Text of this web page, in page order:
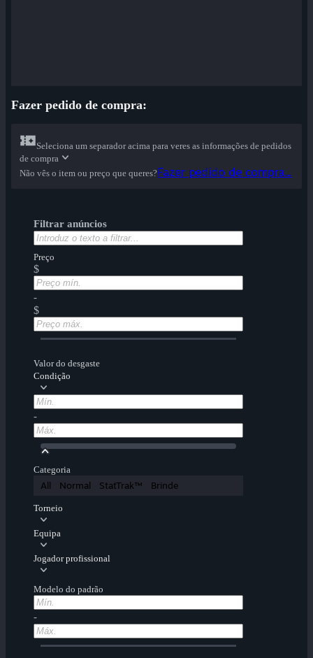
Fazer pedido de compra:
Seleciona um separador acima para veres as informações de pedidos
de compra
Não vês o item ou preço que queres?Fazer pedido de compra...
Filtrar anúncios
Preço
$
-
$
Valor do desgaste
Condição
-
Categoria
All Normal StatTrak™ Brinde
Torneio
Equipa
Jogador profissional
Modelo do padrão
-